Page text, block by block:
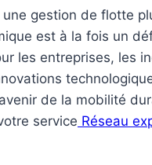
une gestion de flotte
est à la fois un
les entreprises, les
de la mobilité
service Réseau